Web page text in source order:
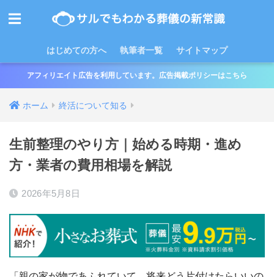
はじめての方へ 執筆者一覧 サイトマップ
アフィリエイト広告を利用しています。広告掲載ポリシーはこちら
ホーム 終活について知る
生前整理のやり方｜始める時期・進め
方・業者の費用相場を解説
2026年5月8日